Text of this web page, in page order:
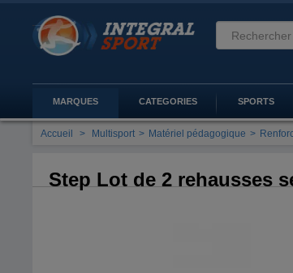
MARQUES CATEGORIES SPORTS
Accueil > Multisport > Matériel pédagogique >
Step Lot de 2 rehausses